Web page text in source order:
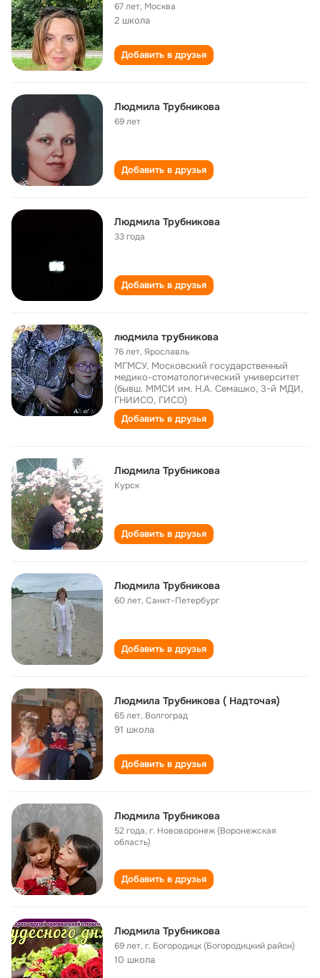
67 лет, Москва
2 школа
Добавить в друзья
Людмила Трубникова
69 лет
Добавить в друзья
Людмила Трубникова
33 года
Добавить в друзья
людмила трубникова
76 лет,Ярославль
МГМСУ, Московский государственный
медико-стоматологический университет
(бывш. ММСИ им. Н.А. Семашко, 3-й МДИ,
ГНИИСО, ГИСО)
Добавить в друзья
Людмила Трубникова
Курск
Добавить в друзья
Людмила Трубникова
60 лет,Санкт-Петербург
Добавить в друзья
Людмила Трубникова ( Надточая)
65 лет, Волгоград
91 школа
Добавить в друзья
Людмила Трубникова
52 года,г. Нововоронеж (Воронежская
область)
Добавить в друзья
Людмила Трубникова
69 лет,г. Богородицк (Богородицкий район)
10 школа